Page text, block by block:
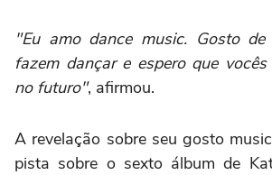
"Eu amo dance music. Gosto
fazem dançar e espero que
no futuro", afirmou.
A revelação sobre seu gosto
pista sobre o sexto álbum de